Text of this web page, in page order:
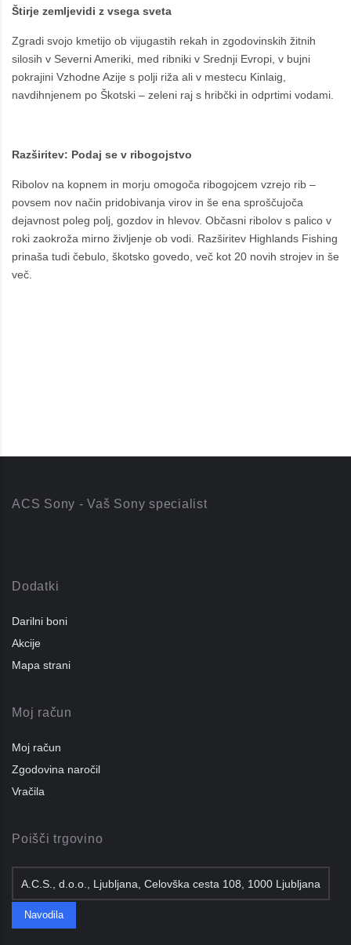
Štirje zemljevidi z vsega sveta
Zgradi svojo kmetijo ob vijugastih rekah in zgodovinskih žitnih
silosih v Severni Ameriki, med ribniki v Srednji Evropi, v bujni
pokrajini Vzhodne Azije s polji riža ali v mestecu Kinlaig,
navdihnjenem po Škotski – zeleni raj s hribčki in odprtimi vodami.
Razširitev: Podaj se v ribogojstvo
Ribolov na kopnem in morju omogoča ribogojcem vzrejo rib –
povsem nov način pridobivanja virov in še ena sproščujoča
dejavnost poleg polj, gozdov in hlevov. Občasni ribolov s palico v
roki zaokroža mirno življenje ob vodi. Razširitev Highlands Fishing
prinaša tudi čebulo, škotsko govedo, več kot 20 novih strojev in še
več.
ACS Sony - Vaš Sony specialist
Dodatki
Darilni boni
Akcije
Mapa strani
Moj račun
Moj račun
Zgodovina naročil
Vračila
Poišči trgovino
A.C.S., d.o.o., Ljubljana, Celovška cesta 108, 1000 Ljubljana
Navodila